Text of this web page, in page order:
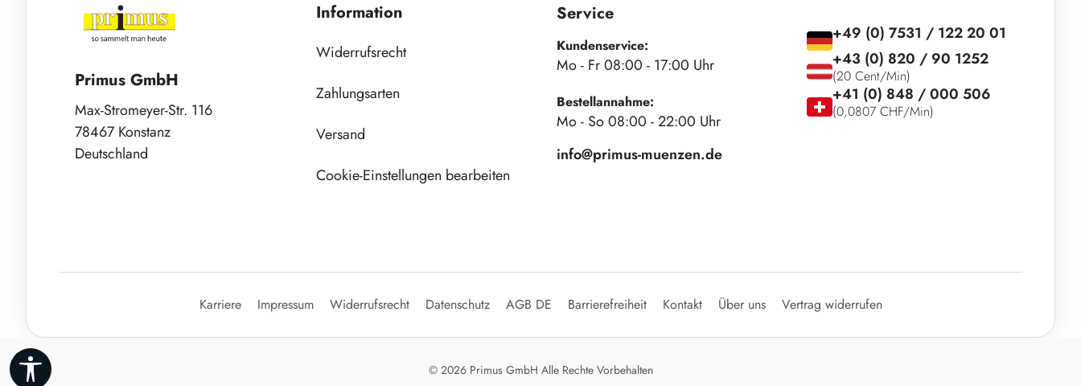
Primus GmbH
Max-Stromeyer-Str. 116
78467 Konstanz
Deutschland
Information
Widerrufsrecht
Zahlungsarten
Versand
Cookie-Einstellungen bearbeiten
Service
Kundenservice:
Mo - Fr 08:00 - 17:00 Uhr
Bestellannahme:
Mo - So 08:00 - 22:00 Uhr
info@primus-muenzen.de
+49 (0) 7531 / 122 20 01
+43 (0) 820 / 90 1252
(20 Cent/Min)
+41 (0) 848 / 000 506
(0,0807 CHF/Min)
Karriere Impressum Widerrufsrecht Datenschutz AGB DE Barrierefreiheit Kontakt Über uns Vertrag widerrufen
© 2026 Primus GmbH Alle Rechte Vorbehalten
Werkzeugleiste anzeigen